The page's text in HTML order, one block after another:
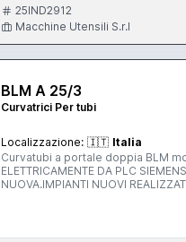
25IND2912
Macchine Utensili S.r.l
BLM A 25/3
Curvatrici Per tubi
Localizzazione: 🇮🇹 Italia
Curvatubi a portale doppia BLM
ELETTRICAMENTE DA PLC
NUOVA.IMPIANTI NUOVI